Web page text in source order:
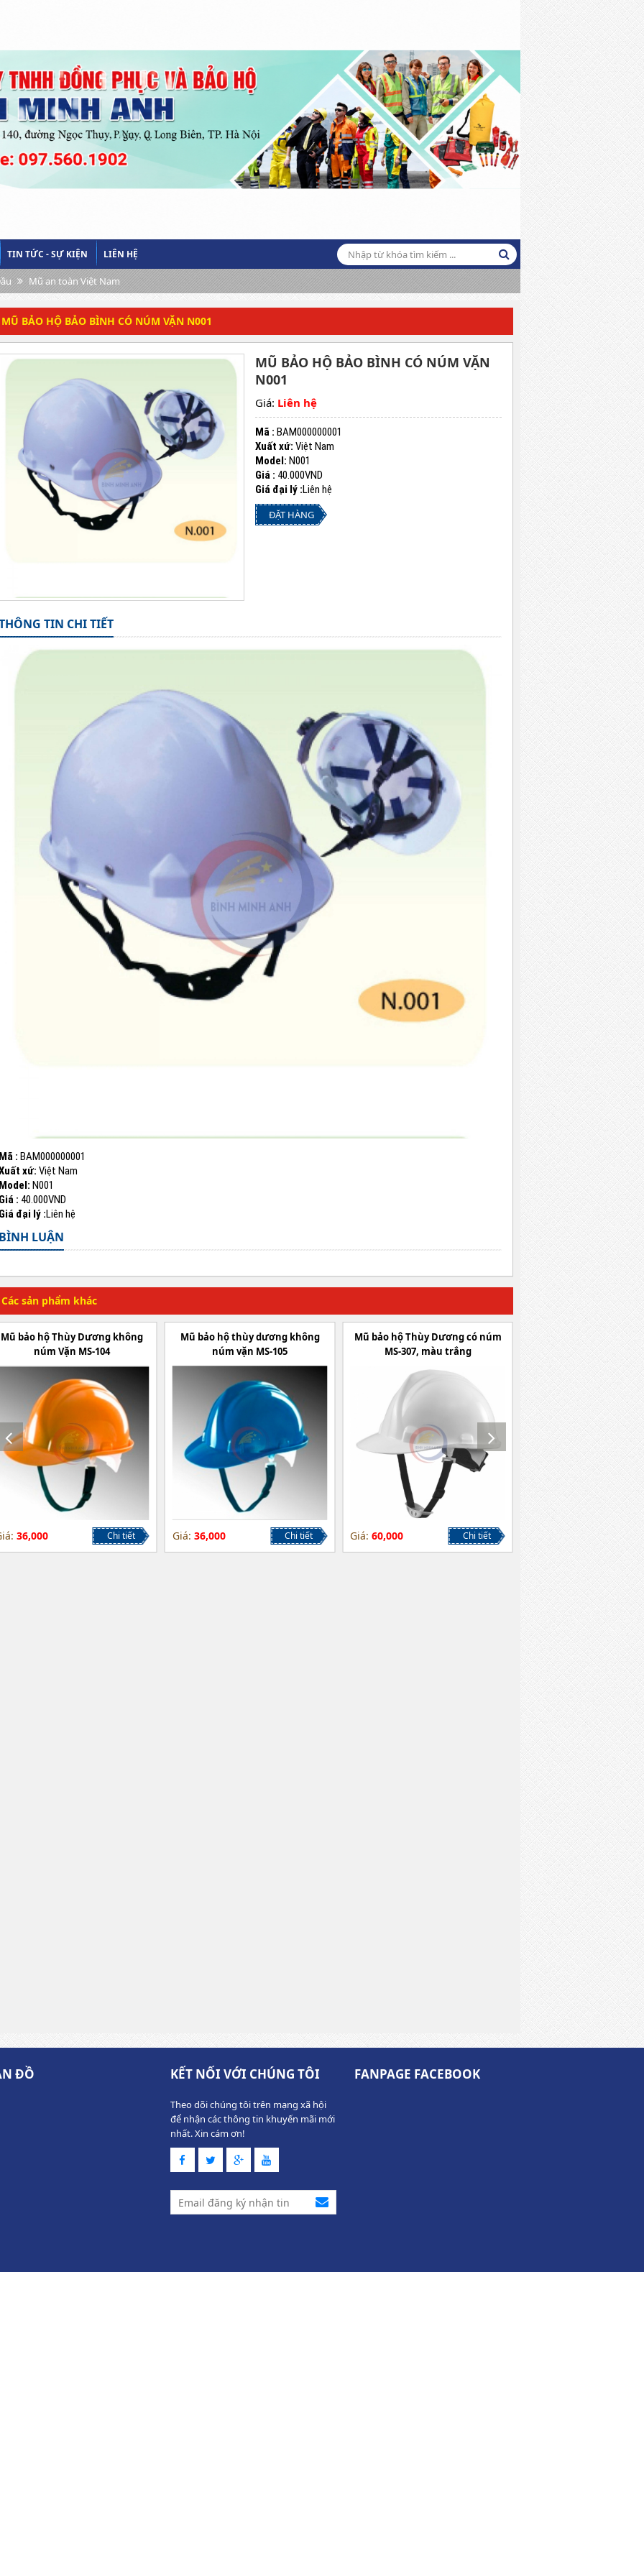
TIN TỨC - SỰ KIỆN LIÊN HỆ
Mũ an toàn Việt Nam
MŨ BẢO HỘ BẢO BÌNH CÓ NÚM VẶN N001
MŨ BẢO HỘ BẢO BÌNH CÓ NÚM VẶN
N001
Giá: Liên hệ
Mã : BAM000000001
Xuất xứ: Việt Nam
Model: N001
Giá : 40.000VND
Giá đại lý :Liên hệ
ĐẶT HÀNG
TIN CHI TIẾT
Mã : BAM000000001
xứ: Việt Nam
Model: N001
Giá : 40.000VND
Giá đại lý :Liên hệ
BÌNH LUẬN
Các sản phẩm khác
Mũ bảo hộ Thùy Dương không
núm Vặn MS-104
36,000 Chi tiết
Mũ bảo hộ thùy dương không
núm vặn MS-105
Giá: 36,000 Chi tiết
Mũ bảo hộ Thùy Dương có núm
MS-307, màu trắng
Giá:60,000 Chi tiết
Mũ bảo hộ Thùy
vặn MS-302, Màu
Giá: Liên hệ
ĐỒ KẾT NỐI VỚI CHÚNG TÔI
Theo dõi chúng tôi trên mạng xã hội
để nhận các thông tin khuyến mãi mới
nhất. Xin cám ơn!
FANPAGE FACEBOOK